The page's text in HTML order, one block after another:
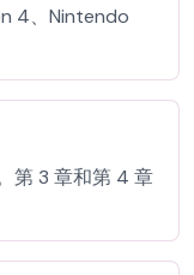
4、Nintendo
第 3 章和第 4 章